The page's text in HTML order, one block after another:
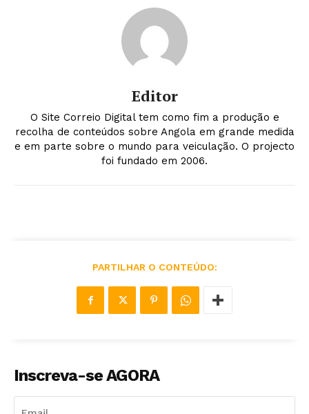
Editor
O Site Correio Digital tem como fim a produção e
recolha de conteúdos sobre Angola em grande medida
e em parte sobre o mundo para veiculação. O projecto
foi fundado em 2006.
PARTILHAR O CONTEÚDO:
Inscreva-se AGORA